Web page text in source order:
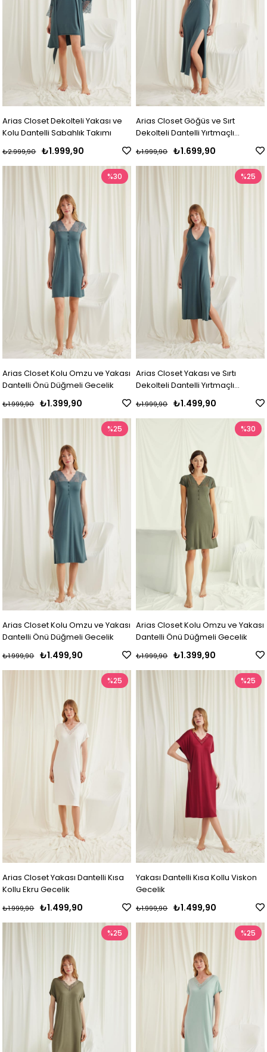
Arias Closet Dekolteli Yakası ve
Kolu Dantelli Sabahlık Takımı
₺1.999,90
₺2.999,90
Arias Closet Göğüs ve Sırt
Dekolteli Dantelli Yırtmaçlı
₺1.699,90
₺1.999,90
Arias Closet Kolu Omzu ve Yakası
Dantelli Önü Düğmeli Gecelik
₺1.399,90
₺1.999,90
%30
Arias Closet Yakası ve Sırtı
Dekolteli Dantelli Yırtmaçlı
₺1.499,90
₺1.999,90
%25
Arias Closet Kolu Omzu ve Yakası
Dantelli Önü Düğmeli Gecelik
₺1.499,90
₺1.999,90
%25
Arias Closet Kolu Omzu ve Yakası
Dantelli Önü Düğmeli Gecelik
₺1.399,90
₺1.999,90
%30
Arias Closet Yakası Dantelli Kısa
Kollu Ekru Gecelik
₺1.499,90
₺1.999,90
%25
Yakası Dantelli Kısa Kollu Viskon
Gecelik
₺1.499,90
₺1.999,90
%25
%25 %25